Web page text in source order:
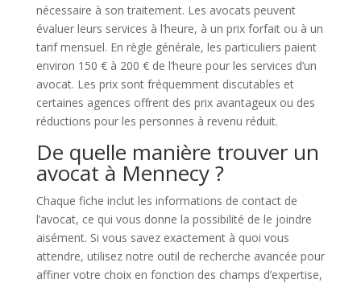
nécessaire à son traitement. Les avocats peuvent
évaluer leurs services à l’heure, à un prix forfait ou à un
tarif mensuel. En règle générale, les particuliers paient
environ 150 € à 200 € de l’heure pour les services d’un
avocat. Les prix sont fréquemment discutables et
certaines agences offrent des prix avantageux ou des
réductions pour les personnes à revenu réduit.
De quelle manière trouver un
avocat à Mennecy ?
Chaque fiche inclut les informations de contact de
l’avocat, ce qui vous donne la possibilité de le joindre
aisément. Si vous savez exactement à quoi vous
attendre, utilisez notre outil de recherche avancée pour
affiner votre choix en fonction des champs d’expertise,